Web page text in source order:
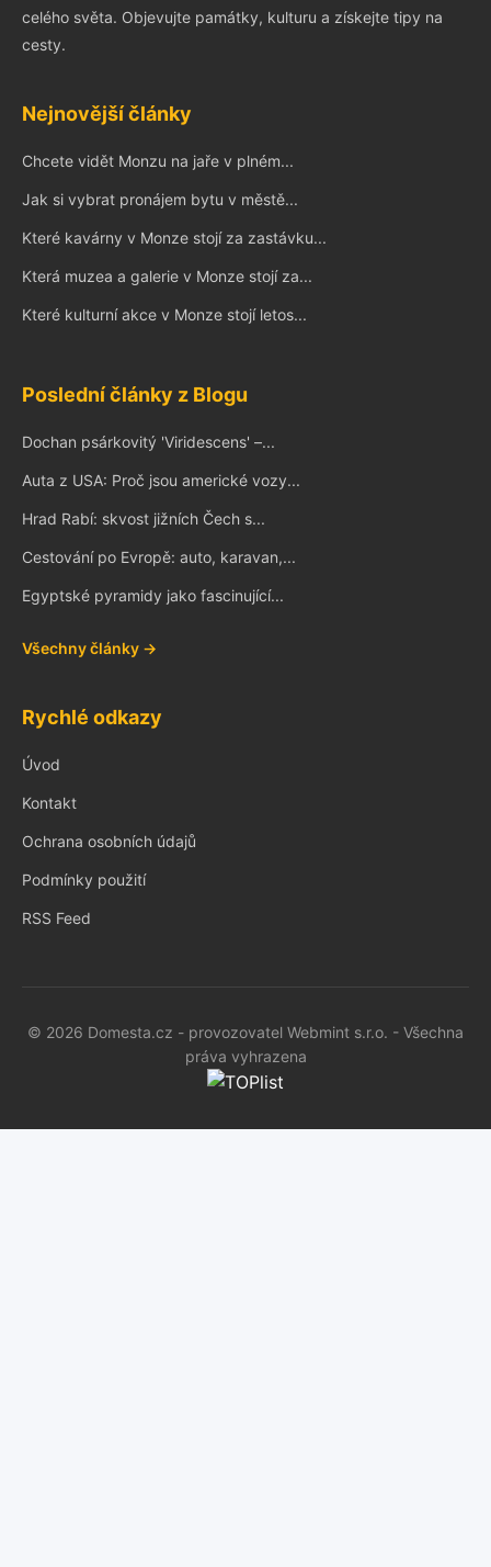
celého světa. Objevujte památky, kulturu a získejte tipy na
cesty.
Nejnovější články
Chcete vidět Monzu na jaře v plném...
Jak si vybrat pronájem bytu v městě...
Které kavárny v Monze stojí za zastávku...
Která muzea a galerie v Monze stojí za...
Které kulturní akce v Monze stojí letos...
Poslední články z Blogu
Dochan psárkovitý 'Viridescens' –...
Auta z USA: Proč jsou americké vozy...
Hrad Rabí: skvost jižních Čech s...
Cestování po Evropě: auto, karavan,...
Egyptské pyramidy jako fascinující...
Všechny články →
Rychlé odkazy
Úvod
Kontakt
Ochrana osobních údajů
Podmínky použití
RSS Feed
© 2026 Domesta.cz - provozovatel Webmint s.r.o. - Všechna
práva vyhrazena